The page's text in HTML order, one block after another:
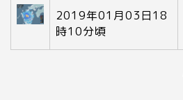
2019年01月03日18
時10分頃